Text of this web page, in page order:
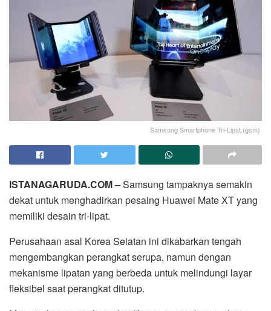
Samsung Smartphone Tri-Lipat.(gsm)
ISTANAGARUDA.COM– Samsung tampaknya semakin
dekat untuk menghadirkan pesaing Huawei Mate XT yang
memiliki desain tri-lipat.
Perusahaan asal Korea Selatan ini dikabarkan tengah
mengembangkan perangkat serupa, namun dengan
mekanisme lipatan yang berbeda untuk melindungi layar
fleksibel saat perangkat ditutup.